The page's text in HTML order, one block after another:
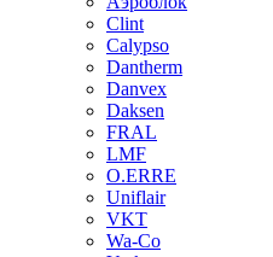
Clint
Calypso
Dantherm
Danvex
Daksen
FRAL
LMF
O.ERRE
Uniflair
VKT
Wa-Co